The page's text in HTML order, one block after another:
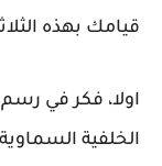
قيامك بهذه
اولا، فكر في
الخلفية